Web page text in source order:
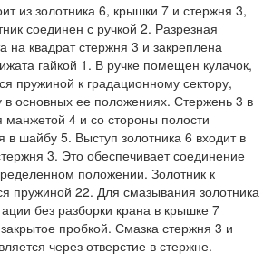
из золотника 6, крышки 7 и стержня 3,
соединен с ручкой 2. Разрезная
на квадрат стержня 3 и закреплена
гайкой 1. В ручке помещен кулачок,
пружиной к градационному сектору,
основных ее положениях. Стержень 3 в
манжетой 4 и со стороны полости
в шайбу 5. Выступ золотника 6 входит в
3. Это обеспечивает соединение
положении. Золотник к
пружиной 22. Для смазывания золотника
без разборки крана в крышке 7
пробкой. Смазка стержня 3 и
через отверстие в стержне.